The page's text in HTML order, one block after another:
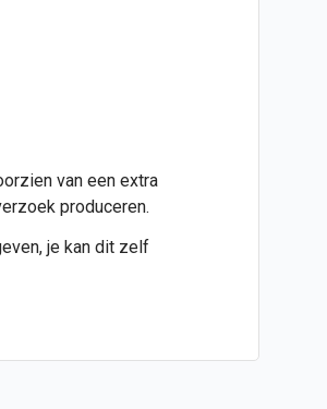
van een extra
produceren.
je kan dit zelf